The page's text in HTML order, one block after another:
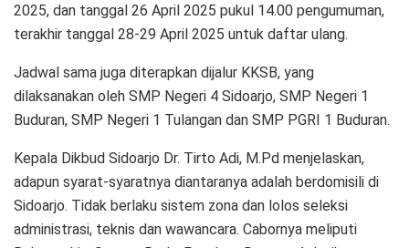
2025, dan tanggal 26 April 2025 pukul 14.00 pengumuman,
terakhir tanggal 28-29 April 2025 untuk daftar ulang.
Jadwal sama juga diterapkan dijalur KKSB, yang
dilaksanakan oleh SMP Negeri 4 Sidoarjo, SMP Negeri 1
Buduran, SMP Negeri 1 Tulangan dan SMP PGRI 1 Buduran.
Kepala Dikbud Sidoarjo Dr. Tirto Adi, M.Pd menjelaskan,
adapun syarat-syaratnya diantaranya adalah berdomisili di
Sidoarjo. Tidak berlaku sistem zona dan lolos seleksi
administrasi, teknis dan wawancara. Cabornya meliputi